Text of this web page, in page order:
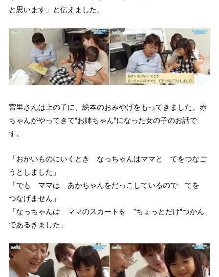
と思います」と伝えました。
宮里さんは上の子に、絵本のおみやげをもってきました。赤
ちゃんがやってきて“お姉ちゃん”になった女の子のお話で
す。
「おかいものにいくとき なっちゃんはママと てをつなご
うとしました」
「でも ママは あかちゃんをだっこしているので てを
つなげません」
「なっちゃんは ママのスカートを ”ちょっとだけ”つかん
であるきました」